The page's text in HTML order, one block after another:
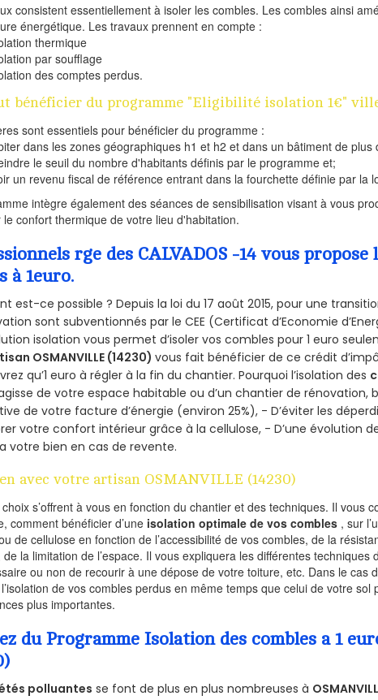
consistent essentiellement à isoler les combles. Les combles ainsi
énergétique. Les travaux prennent en compte :
thermique
par soufflage
des comptes perdus.
bénéficier du programme "Eligibilité isolation 1€"
sont essentiels pour bénéficier du programme :
dans les zones géographiques h1 et h2 et dans un bâtiment de plus
le seuil du nombre d'habitants définis par le programme et;
un revenu fiscal de référence entrant dans la fourchette définie par la
intègre également des séances de sensibilisation visant à vous
le confort thermique de votre lieu d'habitation.
rge des CALVADOS -14 vous propose
à 1euro.
est-ce possible ? Depuis la loi du 17 août 2015, pour une
sont subventionnés par le CEE (Certificat d’Economie
isolation vous permet d’isoler vos combles pour 1 euro
OSMANVILLE (14230)vous fait bénéficier de ce crédit
qu’1 euro à régler à la fin du chantier. Pourquoi l’isolation des
de votre espace habitable ou d’un chantier de rénovation,
de votre facture d’énergie (environ 25%), - D’éviter les
votre confort intérieur grâce à la cellulose, - D’une évolution
votre bien en cas de revente.
avec votre artisan OSMANVILLE (14230)
s’offrent à vous en fonction du chantier et des techniques. Il vous
comment bénéficier d’une isolation optimale de vos combles , sur
de cellulose en fonction de l’accessibilité de vos combles, de la
la limitation de l’espace. Il vous expliquera les différentes techniques
ou non de recourir à une dépose de votre toiture, etc. Dans le cas
de vos combles perdus en même temps que celui de votre sol
plus importantes.
du Programme Isolation des combles a 1
polluantes se font de plus en plus nombreuses à